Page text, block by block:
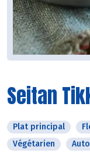
Seitan
Plat principal
Végétarien